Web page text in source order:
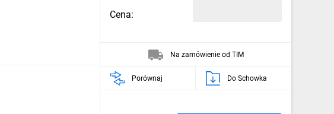
Cena:
Na zamówienie od TIM
Porównaj Do Schowka